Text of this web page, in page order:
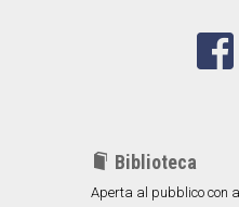
Biblioteca
Aperta al pubblico con